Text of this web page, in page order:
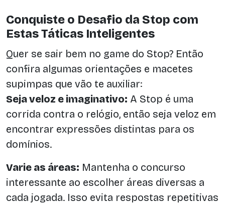
Conquiste o Desafio da Stop com
Estas Táticas Inteligentes
Quer se sair bem no game do Stop? Então
confira algumas orientações e macetes
supimpas que vão te auxiliar:
Seja veloz e imaginativo: A Stop é uma
corrida contra o relógio, então seja veloz em
encontrar expressões distintas para os
domínios.
Varie as áreas: Mantenha o concurso
interessante ao escolher áreas diversas a
cada jogada. Isso evita respostas repetitivas